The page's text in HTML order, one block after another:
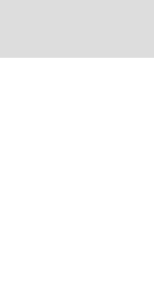
国から』倉本聰氏（91...